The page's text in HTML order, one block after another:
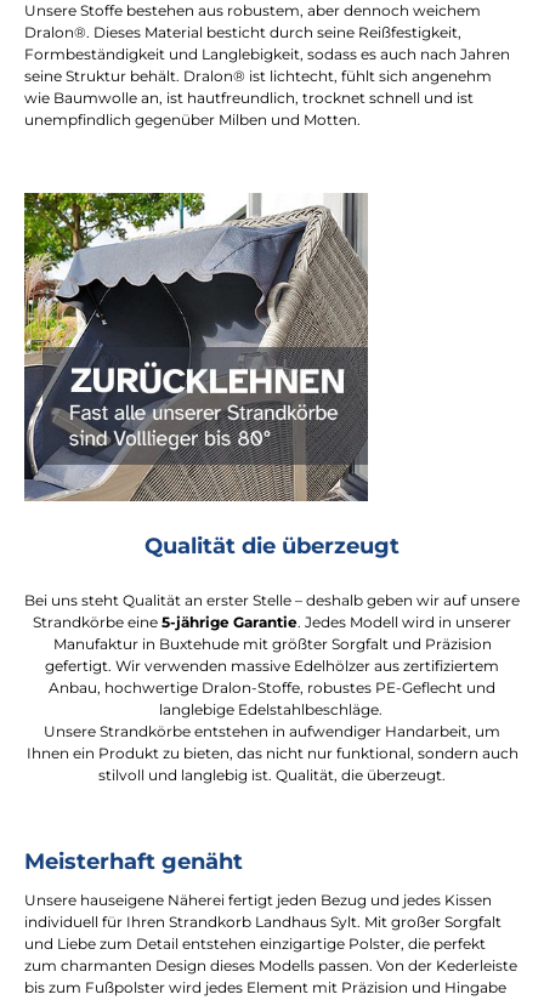
Unsere Stoffe bestehen aus robustem, aber dennoch weichem
Dralon®. Dieses Material besticht durch seine Reißfestigkeit,
Formbeständigkeit und Langlebigkeit, sodass es auch nach Jahren
seine Struktur behält. Dralon® ist lichtecht, fühlt sich angenehm
wie Baumwolle an, ist hautfreundlich, trocknet schnell und ist
unempfindlich gegenüber Milben und Motten.
Qualität die überzeugt
Bei uns steht Qualität an erster Stelle – deshalb geben wir auf unsere
Strandkörbe eine 5-jährige Garantie. Jedes Modell wird in unserer
Manufaktur in Buxtehude mit größter Sorgfalt und Präzision
gefertigt. Wir verwenden massive Edelhölzer aus zertifiziertem
Anbau, hochwertige Dralon-Stoffe, robustes PE-Geflecht und
langlebige Edelstahlbeschläge.
Unsere Strandkörbe entstehen in aufwendiger Handarbeit, um
Ihnen ein Produkt zu bieten, das nicht nur funktional, sondern auch
stilvoll und langlebig ist. Qualität, die überzeugt.
Meisterhaft genäht
Unsere hauseigene Näherei fertigt jeden Bezug und jedes Kissen
individuell für Ihren Strandkorb Landhaus Sylt. Mit großer Sorgfalt
und Liebe zum Detail entstehen einzigartige Polster, die perfekt
zum charmanten Design dieses Modells passen. Von der Kederleiste
bis zum Fußpolster wird jedes Element mit Präzision und Hingabe